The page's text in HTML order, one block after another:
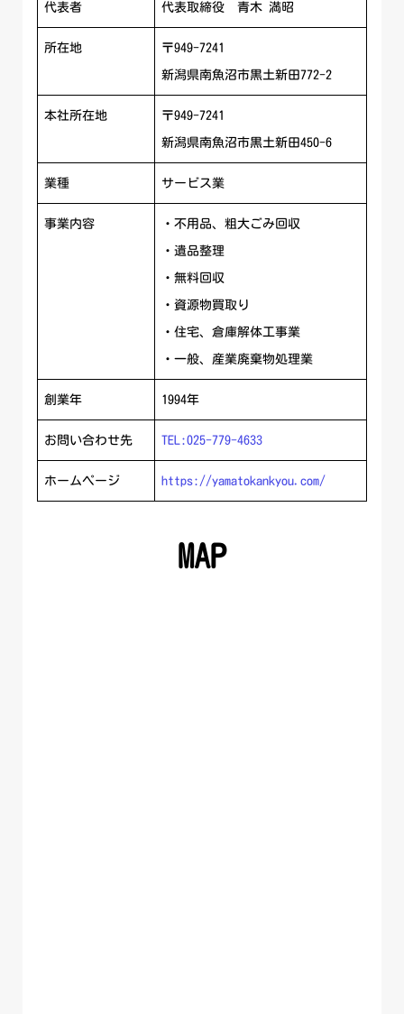
代表者 代表取締役 青木 満昭
所在地 〒949-7241
新潟県南魚沼市黒土新田772-2
本社所在地 〒949-7241
新潟県南魚沼市黒土新田450-6
業種 サービス業
事業内容 ・不用品、粗大ごみ回収
・遺品整理
・無料回収
・資源物買取り
・住宅、倉庫解体工事業
・一般、産業廃棄物処理業
創業年 1994年
お問い合わせ先 TEL:025-779-4633
ホームページ https://yamatokankyou.com/
MAP